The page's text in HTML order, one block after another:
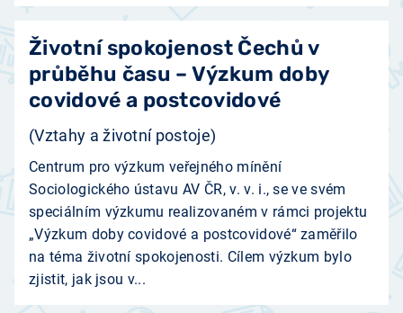
Životní spokojenost Čechů v
průběhu času – Výzkum doby
covidové a postcovidové
(Vztahy a životní postoje)
Centrum pro výzkum veřejného mínění
Sociologického ústavu AV ČR, v. v. i., se ve svém
speciálním výzkumu realizovaném v rámci projektu
„Výzkum doby covidové a postcovidové“ zaměřilo
na téma životní spokojenosti. Cílem výzkum bylo
zjistit, jak jsou v...